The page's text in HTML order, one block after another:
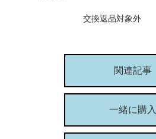
交換返品対象外
関連記事
一緒に購入